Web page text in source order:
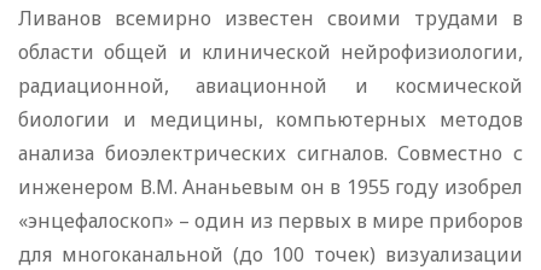
Ливанов всемирно известен своими трудами в
области общей и клинической нейрофизиологии,
радиационной, авиационной и космической
биологии и медицины, компьютерных методов
анализа биоэлектрических сигналов. Совместно с
инженером В.М. Ананьевым он в 1955 году изобрел
«энцефалоскоп» – один из первых в мире приборов
для многоканальной (до 100 точек) визуализации